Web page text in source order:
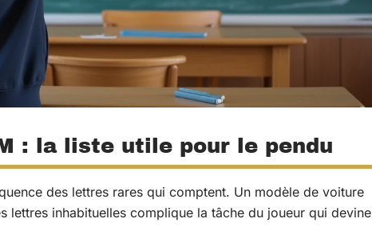
: la liste utile pour le pendu
des lettres rares qui comptent. Un modèle de voiture
lettres inhabituelles complique la tâche du joueur qui